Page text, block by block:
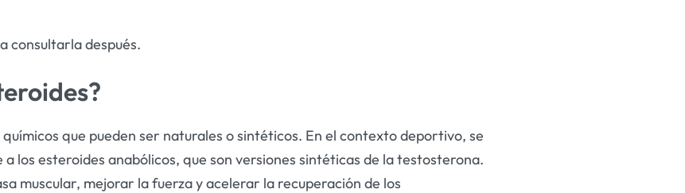
consultarla después.
que pueden ser naturales o sintéticos. En el contexto deportivo, se
los esteroides anabólicos, que son versiones sintéticas de la testosterona.
muscular, mejorar la fuerza y acelerar la recuperación de los